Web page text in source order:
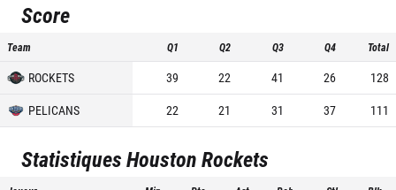
Score
Team Q1 Q2 Q3 Q4 Total
ROCKETS 39 22 41 26
128
PELICANS
22 21 31 37 111
StatistiquesHouston Rockets